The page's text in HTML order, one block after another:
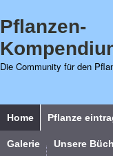
Pflanzen-
Die Community für den
Home Pflanze
Galerie Unsere